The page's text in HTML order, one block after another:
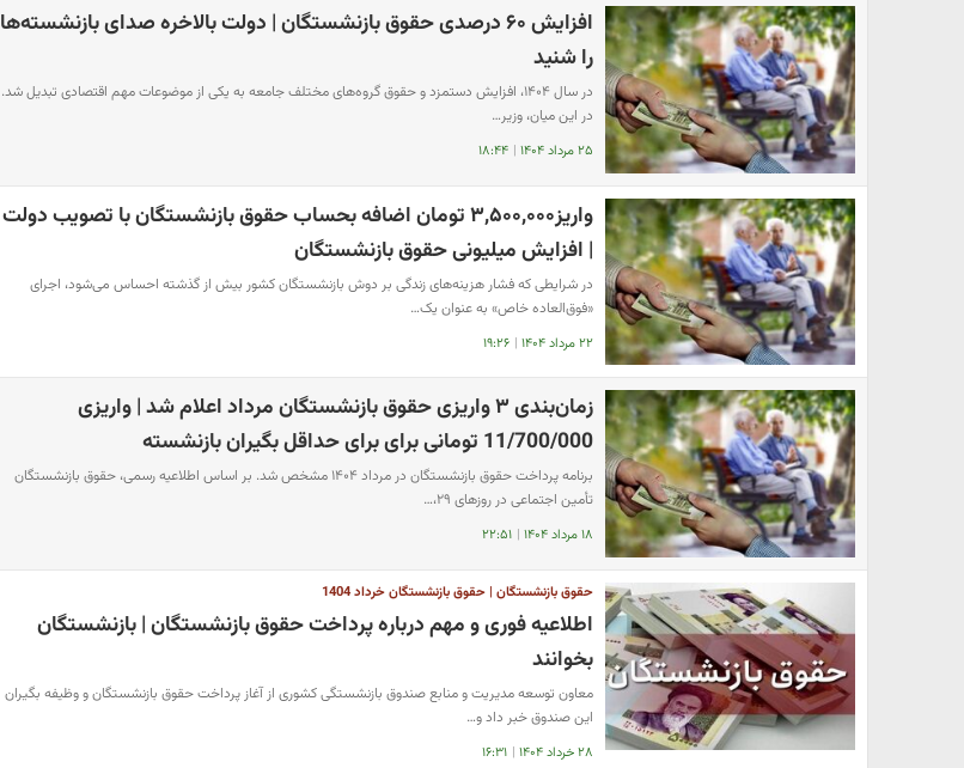
افزایش ۶۰ درصدی حقوق بازنشستگان | دولت بالاخره صدای بازنشسته‌ها
را شنید
در سال ۱۴۰۴، افزایش دستمزد و حقوق گروه‌های مختلف جامعه به یکی از موضوعات مهم اقتصادی تبدیل شد.
در این میان، وزیر…
۲۵ مرداد ۱۴۰۴ | ۱۸:۴۴
واریز۳,۵۰۰,۰۰۰ تومان اضافه بحساب حقوق بازنشستگان با تصویب دولت
| افزایش میلیونی حقوق بازنشستگان
در شرایطی که فشار هزینه‌های زندگی بر دوش بازنشستگان کشور بیش از گذشته احساس می‌شود، اجرای
«فوق‌العاده خاص» به عنوان یک…
۲۲ مرداد ۱۴۰۴ | ۱۹:۲۶
زمان‌بندی ۳ واریزی حقوق بازنشستگان مرداد اعلام شد | واریزی
11/700/000 تومانی برای برای حداقل بگیران بازنشسته
برنامه پرداخت حقوق بازنشستگان در مرداد ۱۴۰۴ مشخص شد. بر اساس اطلاعیه رسمی، حقوق بازنشستگان
تأمین اجتماعی در روزهای ۲۹،…
۱۸ مرداد ۱۴۰۴ | ۲۲:۵۱
حقوق بازنشستگان | حقوق بازنشستگان خرداد 1404
اطلاعیه فوری و مهم درباره پرداخت حقوق بازنشستگان | بازنشستگان
بخوانند
معاون توسعه مدیریت و منابع صندوق بازنشستگی کشوری از آغاز پرداخت حقوق بازنشستگان و وظیفه بگیران
این صندوق خبر داد و…
۲۸ خرداد ۱۴۰۴ | ۱۶:۳۱